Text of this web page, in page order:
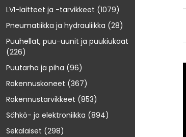
LVI-laitteet ja -tarvikkeet (1079)
Pneumatiikka ja hydrauliikka (28)
Puuhellat, puu-uunit ja puukiukaat
(226)
Puutarha ja piha (96)
Rakennuskoneet (367)
Rakennustarvikkeet (853)
Sähkö- ja elektroniikka (894)
Sekalaiset (298)